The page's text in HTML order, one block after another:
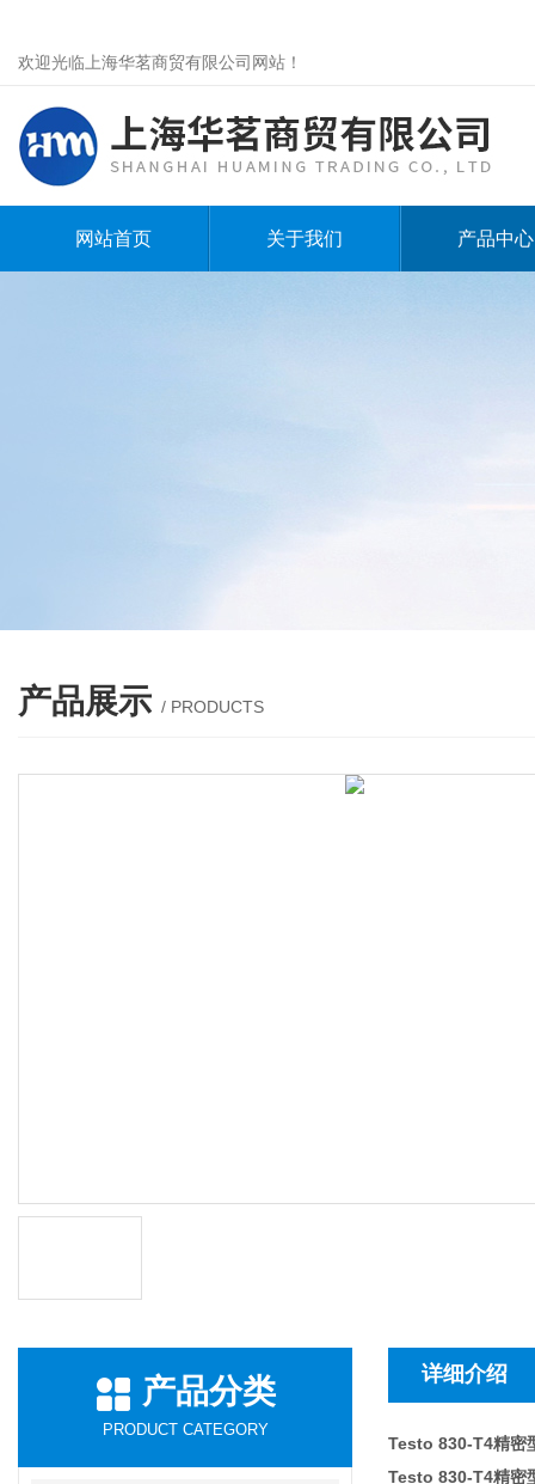
欢迎光临上海华茗商贸有限公司网站！
网站首页 关于我们 产品中心
产品展示 / PRODUCTS
产品分类
PRODUCT CATEGORY
详细介绍
Testo 830-T4精密
Testo 830-T4精密